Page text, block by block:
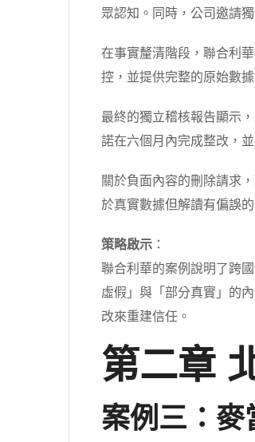
眾認知。同時，公司邀請
在事實釐清階段，聯合利
控，並提供完整的原始數
最終的獨立稽核報告顯示
諾在六個月內完成整改，
關於負面內容的刪除請求
於真實數據但解讀有偏誤
策略啟示 ：
聯合利華的案例說明了跨
虛假」與「部分真實」的
改來重建信任。
第二章
案例三：